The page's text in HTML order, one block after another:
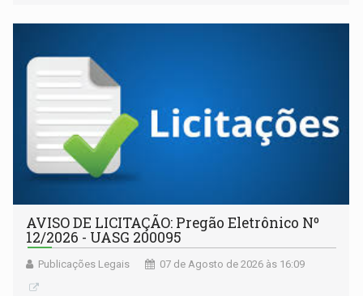
AVISO DE LICITAÇÃO: Pregão Eletrônico Nº
12/2026 - UASG 200095
Publicações Legais 07 de Agosto de 2026 às 16:09